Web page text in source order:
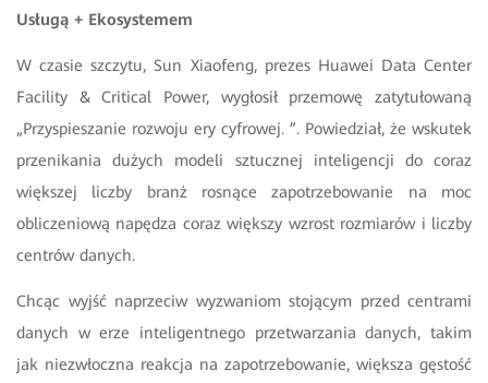
Usługą + Ekosystemem
W czasie szczytu, Sun Xiaofeng, prezes Huawei Data Center
Facility & Critical Power, wygłosił przemowę zatytułowaną
„Przyspieszanie rozwoju ery cyfrowej. ”. Powiedział, że wskutek
przenikania dużych modeli sztucznej inteligencji do coraz
większej liczby branż rosnące zapotrzebowanie na moc
obliczeniową napędza coraz większy wzrost rozmiarów i liczby
centrów danych.
Chcąc wyjść naprzeciw wyzwaniom stojącym przed centrami
danych w erze inteligentnego przetwarzania danych, takim
jak niezwłoczna reakcja na zapotrzebowanie, większa gęstość